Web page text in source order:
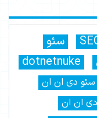
سئو
dotnetnuke
سئو دی ان ان
دی ان ان